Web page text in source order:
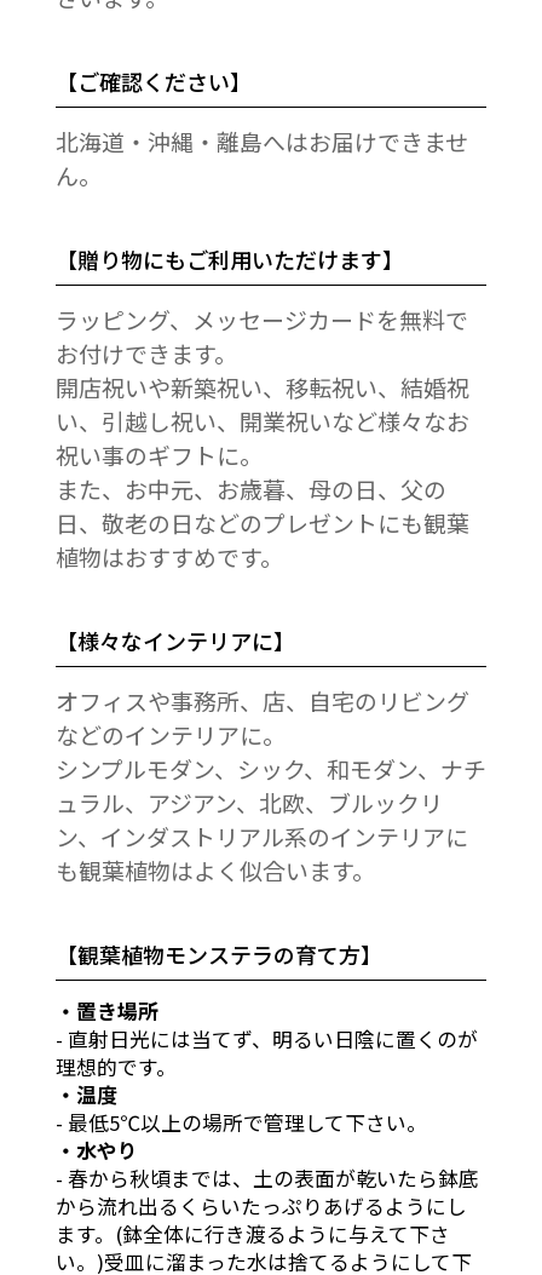
【ご確認ください】
北海道・沖縄・離島へはお届けできませ
ん。
【贈り物にもご利用いただけます】
ラッピング、メッセージカードを無料で
お付けできます。
開店祝いや新築祝い、移転祝い、結婚祝
い、引越し祝い、開業祝いなど様々なお
祝い事のギフトに。
また、お中元、お歳暮、母の日、父の
日、敬老の日などのプレゼントにも観葉
植物はおすすめです。
【様々なインテリアに】
オフィスや事務所、店、自宅のリビング
などのインテリアに。
シンプルモダン、シック、和モダン、ナチ
ュラル、アジアン、北欧、ブルックリ
ン、インダストリアル系のインテリアに
も観葉植物はよく似合います。
【観葉植物モンステラの育て方】
・置き場所
- 直射日光には当てず、明るい日陰に置くのが
理想的です。
・温度
- 最低5℃以上の場所で管理して下さい。
・水やり
- 春から秋頃までは、土の表面が乾いたら鉢底
から流れ出るくらいたっぷりあげるようにし
ます。(鉢全体に行き渡るように与えて下さ
い。)受皿に溜まった水は捨てるようにして下